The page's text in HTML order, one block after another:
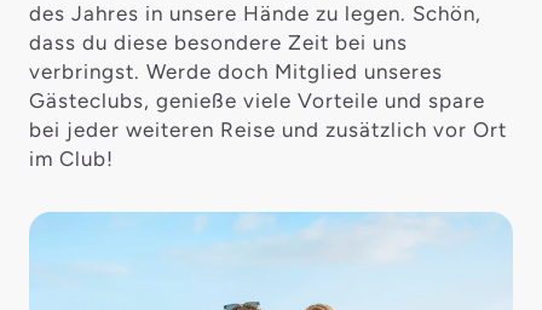
des Jahres in unsere Hände zu legen. Schön,
dass du diese besondere Zeit bei uns
verbringst. Werde doch Mitglied unseres
Gästeclubs, genieße viele Vorteile und spare
bei jeder weiteren Reise und zusätzlich vor Ort
im Club!